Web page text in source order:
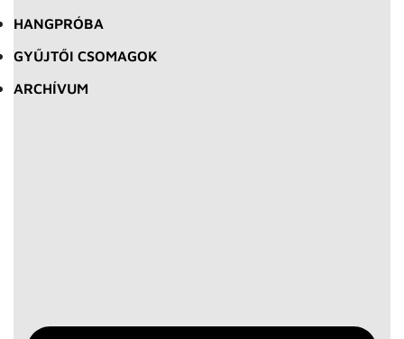
HANGPRÓBA
GYŰJTŐI CSOMAGOK
ARCHÍVUM